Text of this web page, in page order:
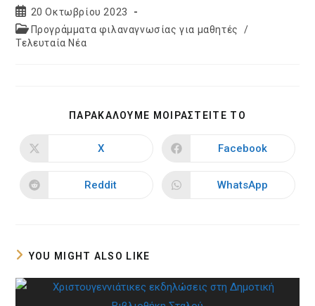
Post
published:
20 Οκτωβρίου 2023
Post
category:
Προγράμματα φιλαναγνωσίας για μαθητές
/
Τελευταία Νέα
ΠΑΡΑΚΑΛΟΥΜΕ ΜΟΙΡΑΣΤΕΙΤΕ ΤΟ
CONTENT
Opens
new
window
X
Opens
new
window
Facebook
Opens
Reddit
Opens
WhatsApp
YOU MIGHT ALSO LIKE